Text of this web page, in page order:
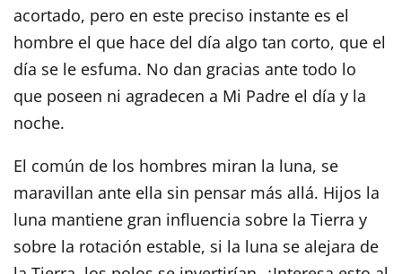
acortado, pero en este preciso instante es el
hombre el que hace del día algo tan corto, que el
día se le esfuma. No dan gracias ante todo lo
que poseen ni agradecen a Mi Padre el día y la
noche.
El común de los hombres miran la luna, se
maravillan ante ella sin pensar más allá. Hijos la
luna mantiene gran influencia sobre la Tierra y
sobre la rotación estable, si la luna se alejara de